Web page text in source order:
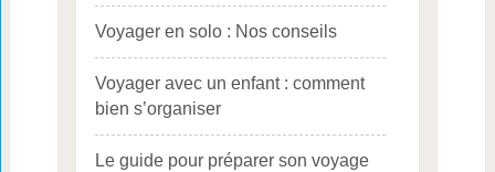
Voyager en solo : Nos conseils
Voyager avec un enfant : comment
bien s’organiser
Le guide pour préparer son voyage